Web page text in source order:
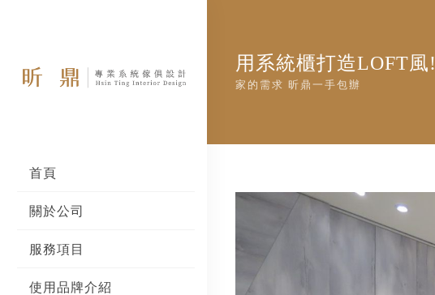
首頁
關於公司
服務項目
使用品牌介紹
用系統櫃打造LOFT風!
家的需求 昕鼎一手包辦